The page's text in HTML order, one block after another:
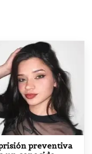
preventiva